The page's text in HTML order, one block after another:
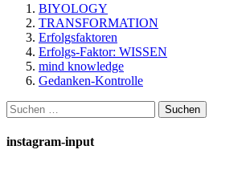
BIYOLOGY
TRANSFORMATION
Erfolgsfaktoren
Erfolgs-Faktor: WISSEN
mind knowledge
Gedanken-Kontrolle
Suchen
nach:
instagram-input